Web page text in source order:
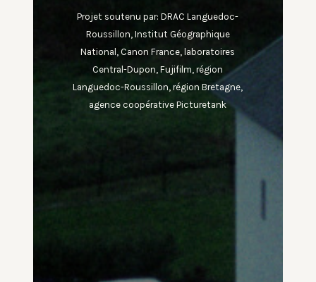
Projet soutenu par: DRAC Languedoc-
Roussillon, Institut Géographique
National, Canon France, laboratoires
Central-Dupon, Fujifilm, région
Languedoc-Roussillon, région Bretagne,
agence coopérative Picturetank